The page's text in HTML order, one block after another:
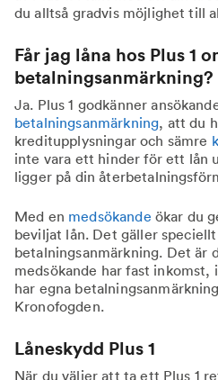
du alltså gradvis möjlighet till
Får jag låna hos Plus 1
betalningsanmärkning?
Ja. Plus 1 godkänner
betalningsanmärkning, att du
kreditupplysningar och sämre
inte vara ett hinder för ett lån
ligger på din
Med en medsökande ökar du
beviljat lån. Det gäller
betalningsanmärkning. Det är
medsökande har fast inkomst,
har egna
Kronofogden.
Låneskydd Plus 1
När du väljer att ta ett Plus 1